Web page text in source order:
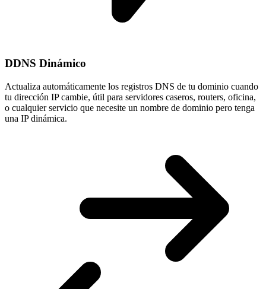
DDNS Dinámico
Actualiza automáticamente los registros DNS de tu dominio cuando
tu dirección IP cambie, útil para servidores caseros, routers, oficina,
o cualquier servicio que necesite un nombre de dominio pero tenga
una IP dinámica.